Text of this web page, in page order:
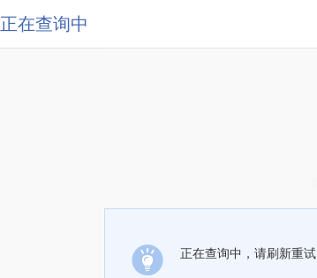
正在查询中
正在查询中，请刷新重试